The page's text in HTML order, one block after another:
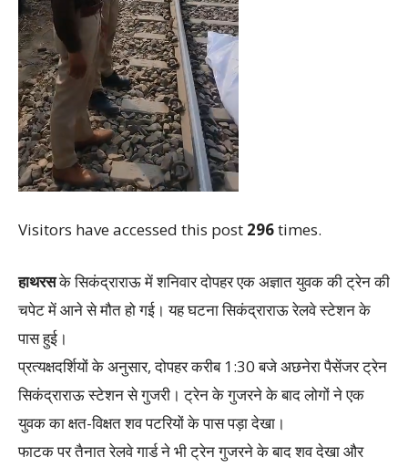
Visitors have accessed this post 296times.
हाथरसके सिकंद्राराऊ में शनिवार दोपहर एक अज्ञात युवक की ट्रेन की
चपेट में आने से मौत हो गई। यह घटना सिकंद्राराऊ रेलवे स्टेशन के
पास हुई।
प्रत्यक्षदर्शियों के अनुसार, दोपहर करीब 1:30 बजे अछनेरा पैसेंजर ट्रेन
सिकंद्राराऊ स्टेशन से गुजरी। ट्रेन के गुजरने के बाद लोगों ने एक
युवक का क्षत-विक्षत शव पटरियों के पास पड़ा देखा।
फाटक पर तैनात रेलवे गार्ड ने भी ट्रेन गुजरने के बाद शव देखा और